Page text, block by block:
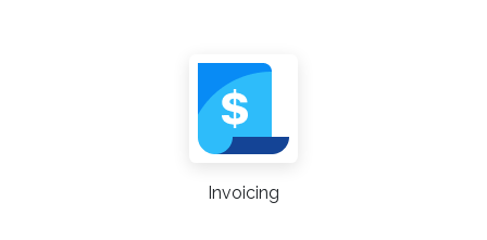
Invoicing